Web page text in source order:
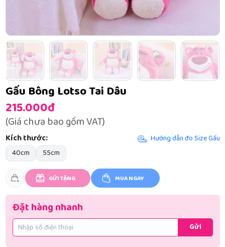
Gấu Bông Lotso Tai Dâu
215.000đ
(Giá chưa bao gồm VAT)
Kích thước:
Hướng dẫn đo Size Gấu
40cm
55cm
GỬI TẶNG MUA NGAY
Đặt hàng nhanh
Gửi